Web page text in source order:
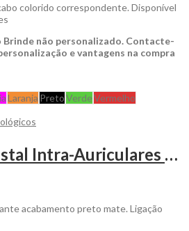
colorido correspondente. Disponível
não personalizado. Contacte-
e vantagens na compra
Laranja PretoVerdeVermelho
Auriculares Trustal Intra-Auriculares Bluetooth Antonio Miró para Personalizar
acabamento preto mate. Ligação